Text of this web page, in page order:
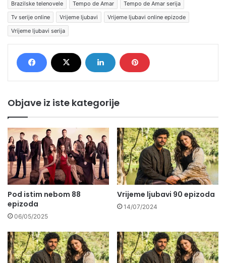
Brazilske telenovele Tempo de Amar
Tempo de Amar serija
Tv serije online
Vrijeme ljubavi
Vrijeme ljubavi online epizode
Vrijeme ljubavi serija
Objave iz iste kategorije
Pod istim nebom 88
epizoda
06/05/2025
Vrijeme ljubavi 90 epizoda
14/07/2024